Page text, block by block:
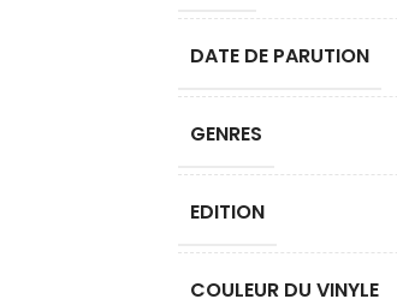
DATE DE PARUTION
GENRES
EDITION
COULEUR DU VINYLE